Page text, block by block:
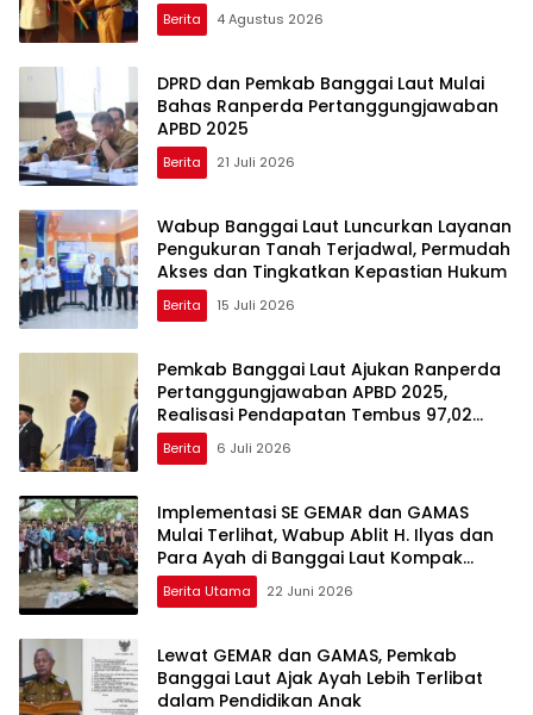
Berita 4 Agustus 2026
DPRD dan Pemkab Banggai Laut Mulai
Bahas Ranperda Pertanggungjawaban
APBD 2025
Berita 21 Juli 2026
Wabup Banggai Laut Luncurkan Layanan
Pengukuran Tanah Terjadwal, Permudah
Akses dan Tingkatkan Kepastian Hukum
Berita 15 Juli 2026
Pemkab Banggai Laut Ajukan Ranperda
Pertanggungjawaban APBD 2025,
Realisasi Pendapatan Tembus 97,02
Persen
Berita 6 Juli 2026
Implementasi SE GEMAR dan GAMAS
Mulai Terlihat, Wabup Ablit H. Ilyas dan
Para Ayah di Banggai Laut Kompak
Ambil Rapor Anak
Berita Utama 22 Juni 2026
Lewat GEMAR dan GAMAS, Pemkab
Banggai Laut Ajak Ayah Lebih Terlibat
dalam Pendidikan Anak